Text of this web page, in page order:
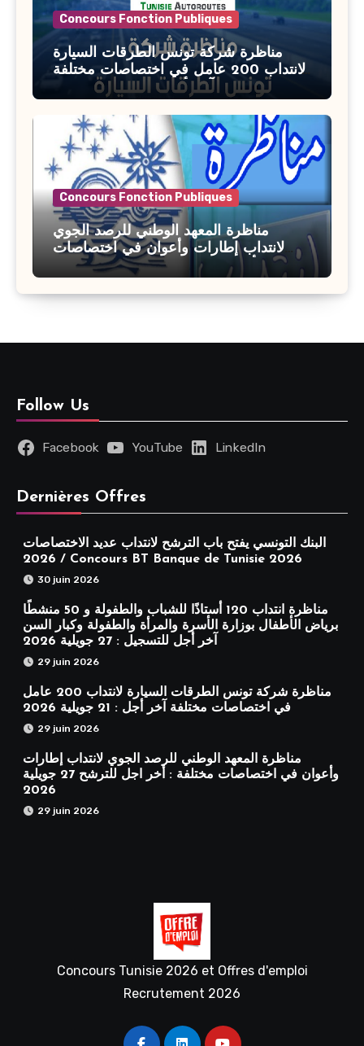
Concours Fonction Publiques
مناظرة شركة تونس الطرقات السيارة
لانتداب 200 عامل في اختصاصات مختلفة
آخر أجل : 21 جويلية 2026
Concours Fonction Publiques
مناظرة المعهد الوطني للرصد الجوي
لانتداب إطارات وأعوان في اختصاصات
مختلفة : أخر اجل للترشح 27 جويلية 2026
Follow Us
Facebook YouTube LinkedIn
Dernières Offres
البنك التونسي يفتح باب الترشح لانتداب عديد الاختصاصات
2026 / Concours BT Banque de Tunisie 2026
30 juin 2026
مناظرة انتداب 120 أستاذًا للشباب والطفولة و 50 منشطًا
برياض الأطفال بوزارة الأسرة والمرأة والطفولة وكبار السن
آخر أجل للتسجيل : 27 جويلية 2026
29 juin 2026
مناظرة شركة تونس الطرقات السيارة لانتداب 200 عامل
في اختصاصات مختلفة آخر أجل : 21 جويلية 2026
29 juin 2026
مناظرة المعهد الوطني للرصد الجوي لانتداب إطارات
وأعوان في اختصاصات مختلفة : أخر اجل للترشح 27 جويلية
2026
29 juin 2026
Concours Tunisie 2026 et Offres d'emploi
Recrutement 2026